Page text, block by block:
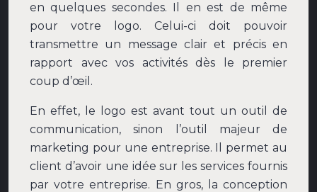
en quelques secondes. Il en est de même
pour votre logo. Celui-ci doit pouvoir
transmettre un message clair et précis en
rapport avec vos activités dès le premier
coup d’œil.
En effet, le logo est avant tout un outil de
communication, sinon l’outil majeur de
marketing pour une entreprise. Il permet au
client d’avoir une idée sur les services fournis
par votre entreprise. En gros, la conception